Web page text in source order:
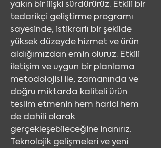
yakın bir ilişki sürdürürüz. Etkili bir
tedarikçi geliştirme programı
sayesinde, istikrarlı bir şekilde
yüksek düzeyde hizmet ve ürün
aldığımızdan emin oluruz. Etkili
iletişim ve uygun bir planlama
metodolojisi ile, zamanında ve
doğru miktarda kaliteli ürün
teslim etmenin hem harici hem
de dahili olarak
gerçekleşebileceğine inanırız.
Teknolojik gelişmeleri ve yeni